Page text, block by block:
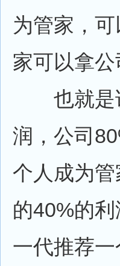
为管家，
家可以拿
也就是说
润，公司
个人成为
的40%的
一代推荐